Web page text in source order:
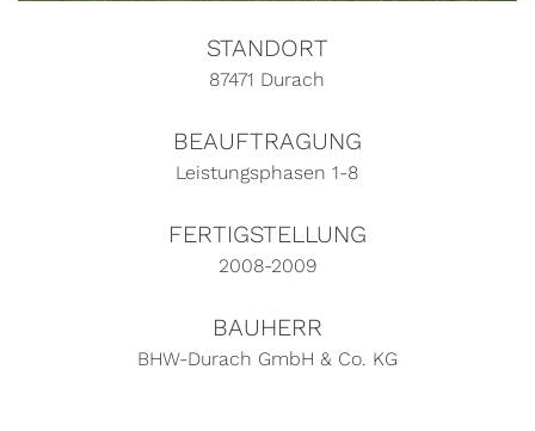
STANDORT
87471 Durach
BEAUFTRAGUNG
Leistungsphasen 1-8
FERTIGSTELLUNG
2008-2009
BAUHERR
BHW-Durach GmbH & Co. KG